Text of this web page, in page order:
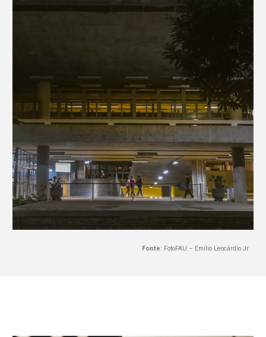
Fonte:FotoFAU – Emílio Leocárdio Jr